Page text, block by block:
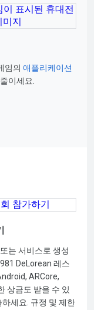
임의 애플리케이션
이세요
는 서비스로 생성
DeLorean 레스
ARCore,
상금도 받을 수 있
세요. 규정 및 제한